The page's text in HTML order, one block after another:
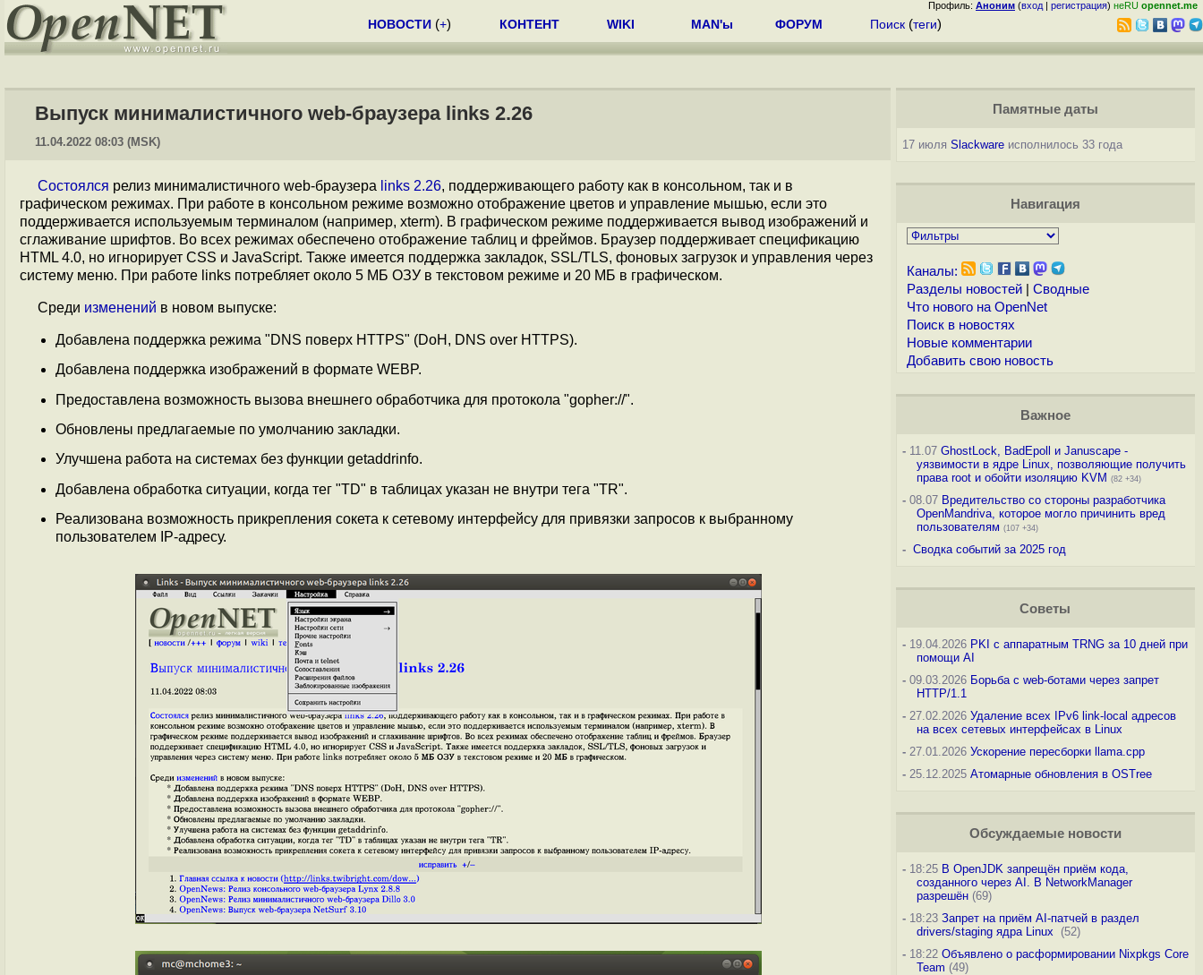
Профиль: Аноним (вход | регистрация) неRU opennet.me
НОВОСТИ (+) КОНТЕНТ WIKI MAN'ы ФОРУМ Поиск (теги)
Выпуск минималистичного web-браузера links 2.26
11.04.2022 08:03 (MSK)
Состоялся релиз минималистичного web-браузера links 2.26, поддерживающего работу как в консольном, так и в
графическом режимах. При работе в консольном режиме возможно отображение цветов и управление мышью, если это
поддерживается используемым терминалом (например, xterm). В графическом режиме поддерживается вывод изображений и
сглаживание шрифтов. Во всех режимах обеспечено отображение таблиц и фреймов. Браузер поддерживает спецификацию
HTML 4.0, но игнорирует CSS и JavaScript. Также имеется поддержка закладок, SSL/TLS, фоновых загрузок и управления через
систему меню. При работе links потребляет около 5 МБ ОЗУ в текстовом режиме и 20 МБ в графическом.
Среди изменений в новом выпуске:
Добавлена поддержка режима "DNS поверх HTTPS" (DoH, DNS over HTTPS).
Добавлена поддержка изображений в формате WEBP.
Предоставлена возможность вызова внешнего обработчика для протокола "gopher://".
Обновлены предлагаемые по умолчанию закладки.
Улучшена работа на системах без функции getaddrinfo.
Добавлена обработка ситуации, когда тег "TD" в таблицах указан не внутри тега "TR".
Реализована возможность прикрепления сокета к сетевому интерфейсу для привязки запросов к выбранному
пользователем IP-адресу.
Памятные даты
17 июля Slackwareисполнилось 33 года
Навигация
Каналы:
Разделы новостей| Сводные
Что нового на OpenNet
Поиск в новостях
Новые комментарии
Добавить свою новость
Важное
-11.07 GhostLock, BadEpoll и Januscape -
уязвимости в ядре Linux, позволяющие получить
права root и обойти изоляцию KVM (82 +34)
-08.07 Вредительство со стороны разработчика
OpenMandriva, которое могло причинить вред
пользователям (107 +34)
- Сводка событий за 2025 год
Советы
-19.04.2026 PKI с аппаратным TRNG за 10 дней при
помощи AI
-09.03.2026 Борьба с web-ботами через запрет
HTTP/1.1
-27.02.2026 Удаление всех IPv6 link-local адресов
на всех сетевых интерфейсах в Linux
-27.01.2026 Ускорение пересборки llama.cpp
-25.12.2025 Атомарные обновления в OSTree
Обсуждаемые новости
-18:25 В OpenJDK запрещён приём кода,
созданного через AI. В NetworkManager
разрешён(69)
-18:23 Запрет на приём AI-патчей в раздел
drivers/staging ядра Linux
(52)
-18:22 Объявлено о расформировании Nixpkgs Core
Team (49)